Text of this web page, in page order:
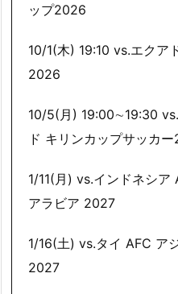
ップ2026
10/1(木) 19:10 vs.エクア
2026
10/5(月) 19:00∼19:30
ド キリンカップサッカ
1/11(月) vs.インドネシ
アラビア 2027
1/16(土) vs.タイ AFC ア
2027